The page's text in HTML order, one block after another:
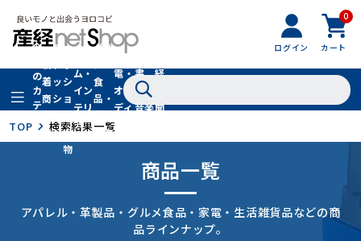
ログイン
0
カート
全
の
カ
テ
リ
着
商
品
フ
ッ
シ
ョ
ン
フ
ァ
シ
ョ
ン
小
物
ム・
イン
テリ
ア
グル
食
品・
ドリ
ンク
家
電・
オー
ディ
オ
書
籍・
音楽
経
聞
TOP 検索結果一覧
商品一覧
アパレル・革製品・グルメ食品・家電・生活雑貨品などの商
品ラインナップ。